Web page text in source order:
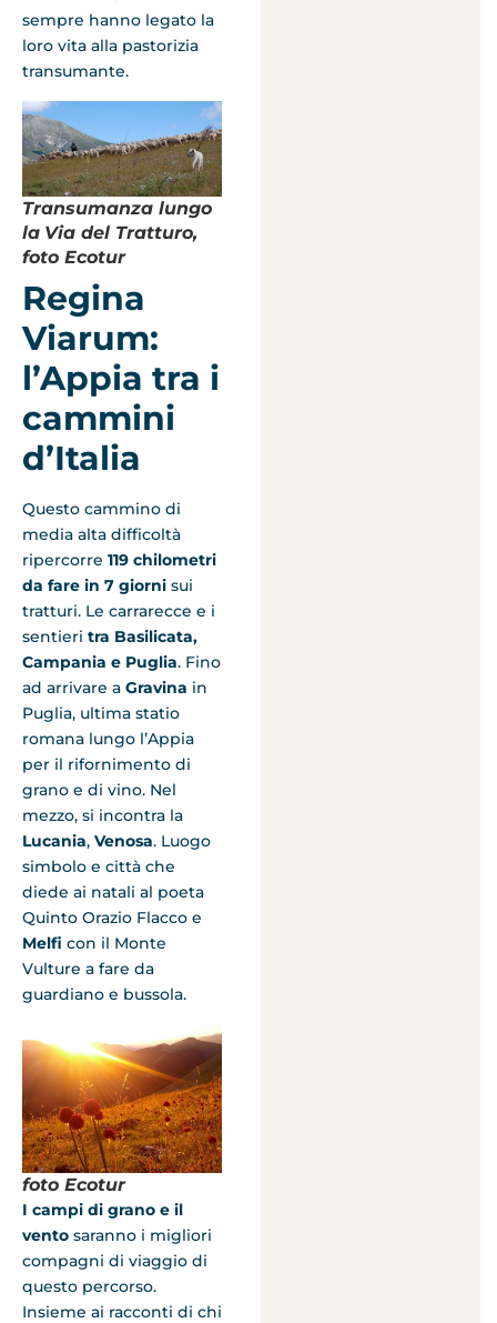
sempre hanno legato la
loro vita alla pastorizia
transumante.
Transumanza lungo
la Via del Tratturo,
foto Ecotur
Regina
Viarum:
l’Appia tra i
cammini
d’Italia
Questo cammino di
media alta difficoltà
ripercorre 119 chilometri
da fare in 7 giorni sui
tratturi. Le carrarecce e i
sentieri tra Basilicata,
Campania e Puglia. Fino
ad arrivare a Gravina in
Puglia, ultima statio
romana lungo l’Appia
per il rifornimento di
grano e di vino. Nel
mezzo, si incontra la
Lucania, Venosa. Luogo
simbolo e città che
diede ai natali al poeta
Quinto Orazio Flacco e
Melfi con il Monte
Vulture a fare da
guardiano e bussola.
foto Ecotur
I campi di grano e il
vento saranno i migliori
compagni di viaggio di
questo percorso.
Insieme ai racconti di chi